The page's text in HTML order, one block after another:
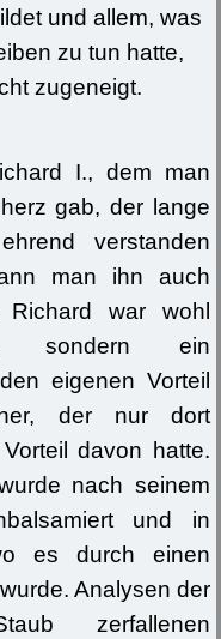
und allem, was
zu tun hatte,
zugeneigt.
I., dem man
gab, der lange
verstanden
man ihn auch
war wohl
sondern ein
eigenen Vorteil
der nur dort
davon hatte.
nach seinem
und in
es durch einen
Analysen der
zerfallenen